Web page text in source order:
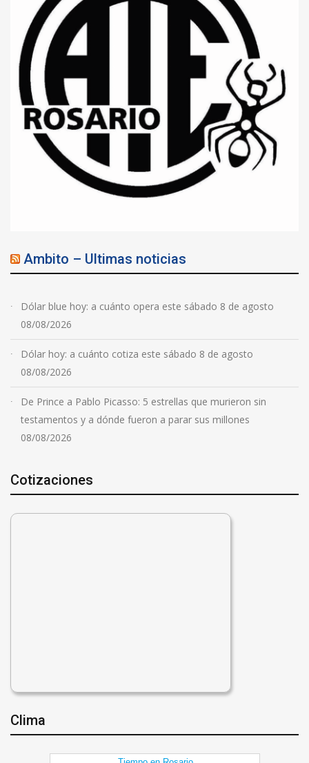
Ambito – Ultimas noticias
Dólar blue hoy: a cuánto opera este sábado 8 de agosto
08/08/2026
Dólar hoy: a cuánto cotiza este sábado 8 de agosto
08/08/2026
De Prince a Pablo Picasso: 5 estrellas que murieron sin
testamentos y a dónde fueron a parar sus millones
08/08/2026
Cotizaciones
Clima